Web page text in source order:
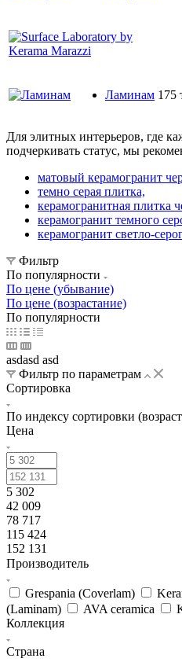
Ламинам 175
Для элитных интерьеров, где
подчеркивать статус, мы
матовый керамогранит
темно серая плитка,
керамогранитная плитка
керамогранит темного
керамогранит светло-
Фильтр
По популярности
По цене (убывание)
По цене (возрастание)
По популярности
asdasd asd
Фильтр по параметрам
Сортировка
По индексу сортировки
Цена
5 302
42 009
78 717
115 424
152 131
Производитель
Grespania (Coverlam)
(Laminam)
AVA ceramica
Коллекция
Страна